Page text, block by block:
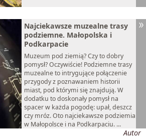
Najciekawsze muzealne trasy
podziemne. Małopolska i
Podkarpacie
Muzeum pod ziemią? Czy to dobry
pomysł? Oczywiście! Podziemne trasy
muzealne to intrygujące połączenie
przygody z poznawaniem historii
miast, pod którymi się znajdują. W
dodatku to doskonały pomysł na
spacer w każda pogodę: upał, deszcz
czy mróz. Oto najciekawsze podziemia
w Małopolsce i na Podkarpaciu. ...
Autor